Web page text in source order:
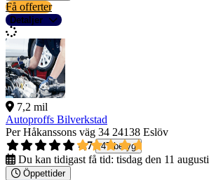
Få offerter
Detaljer
7,2 mil
Autoproffs Bilverkstad
Per Håkanssons väg 34 24138 Eslöv
4,7
47 betyg
Du kan tidigast få tid: tisdag den 11 augusti
Öppettider